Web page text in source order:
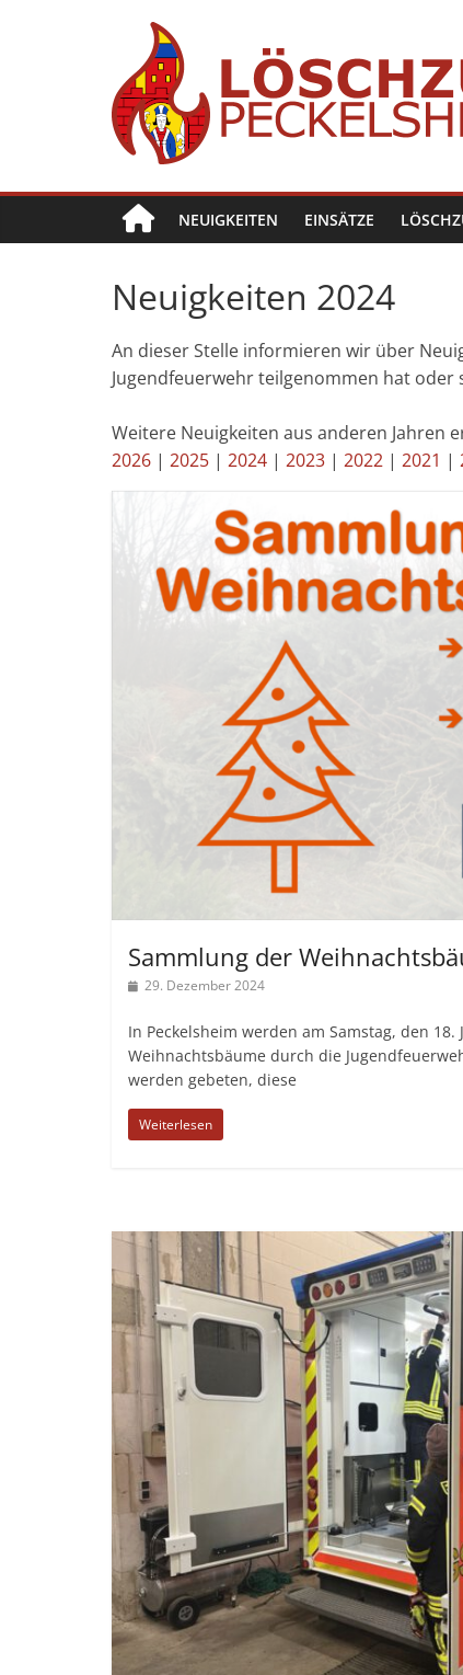
Löschzug
Peckelsheim
Der
zweite
Löschzug
der
Feuerwehr
der
Willebadessen
NEUIGKEITEN EINSÄTZE
Neuigkeiten 2024
An dieser Stelle informieren wir über
Jugendfeuerwehr teilgenommen hat oder
Weitere Neuigkeiten aus anderen Jahren
2026 | 2025 | 2024 | 2023 | 2022 | 2021 |
Sammlung der
29. Dezember 2024
In Peckelsheim werden am Samstag, den 18.
Weihnachtsbäume durch die
werden gebeten, diese
Weiterlesen